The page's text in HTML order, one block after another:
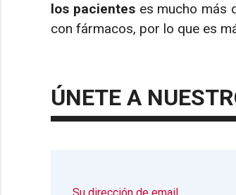
los pacienteses mucho más
con fármacos, por lo que es
ÚNETE A